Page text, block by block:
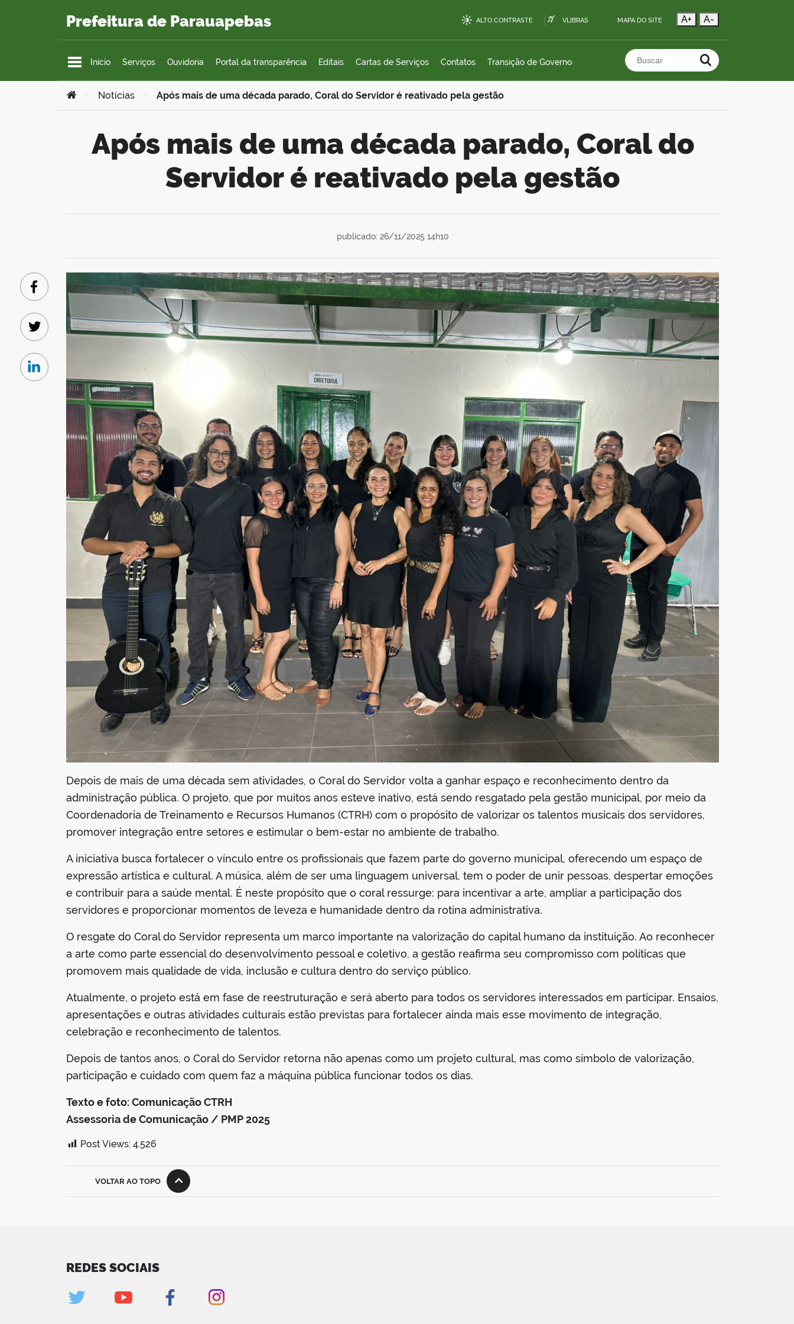
Prefeitura de Parauapebas ALTO CONTRASTE VLIBRAS MAPA DO SITE A+ A-
Início Serviços Ouvidoria Portal da transparência Editais Cartas de Serviços Contatos Transição de Governo Buscar no portal
Você está aqui:
Notícias Após mais de uma década parado, Coral do Servidor é reativado pela gestão
Após mais de uma década parado, Coral do
Servidor é reativado pela gestão
publicado: 26/11/2025 14h10
Depois de mais de uma década sem atividades, o Coral do Servidor volta a ganhar espaço e reconhecimento dentro da
administração pública. O projeto, que por muitos anos esteve inativo, está sendo resgatado pela gestão municipal, por meio da
Coordenadoria de Treinamento e Recursos Humanos (CTRH) com o propósito de valorizar os talentos musicais dos servidores,
promover integração entre setores e estimular o bem-estar no ambiente de trabalho.
A iniciativa busca fortalecer o vínculo entre os profissionais que fazem parte do governo municipal, oferecendo um espaço de
expressão artística e cultural. A música, além de ser uma linguagem universal, tem o poder de unir pessoas, despertar emoções
e contribuir para a saúde mental. É neste propósito que o coral ressurge: para incentivar a arte, ampliar a participação dos
servidores e proporcionar momentos de leveza e humanidade dentro da rotina administrativa.
O resgate do Coral do Servidor representa um marco importante na valorização do capital humano da instituição. Ao reconhecer
a arte como parte essencial do desenvolvimento pessoal e coletivo, a gestão reafirma seu compromisso com políticas que
promovem mais qualidade de vida, inclusão e cultura dentro do serviço público.
Atualmente, o projeto está em fase de reestruturação e será aberto para todos os servidores interessados em participar. Ensaios,
apresentações e outras atividades culturais estão previstas para fortalecer ainda mais esse movimento de integração,
celebração e reconhecimento de talentos.
Depois de tantos anos, o Coral do Servidor retorna não apenas como um projeto cultural, mas como símbolo de valorização,
participação e cuidado com quem faz a máquina pública funcionar todos os dias.
Texto e foto: Comunicação CTRH
Assessoria de Comunicação / PMP 2025
Facebook
Twitter
Linkedin
Post Views: 4.526
VOLTAR AO TOPO
REDES SOCIAIS